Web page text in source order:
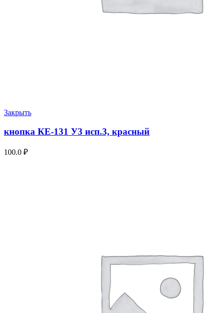
Закрыть
кнопка КЕ-131 У3 исп.3, красный
100.0 ₽